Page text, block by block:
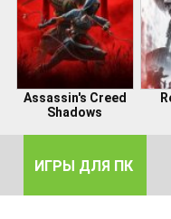
Assassin's Creed
Shadows
ИГРЫ ДЛЯ ПК